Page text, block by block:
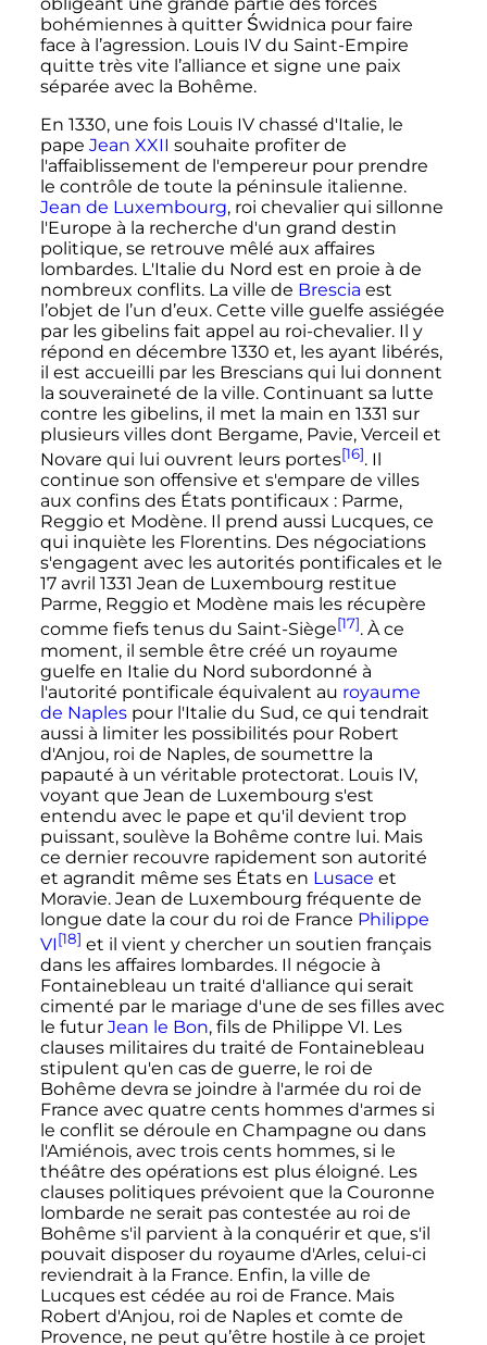
bohémiennes à quitter Świdnica pour faire
face à l’agression. Louis IVdu Saint-Empire
quitte très vite l’alliance et signe une paix
séparée avec la Bohême.
En 1330, une fois Louis IVchassé d'Italie, le
pape Jean XXII souhaite profiter de
l'affaiblissement de l'empereur pour prendre
le contrôle de toute la péninsule italienne.
Jean de Luxembourg, roi chevalier qui sillonne
l'Europe à la recherche d'un grand destin
politique, se retrouve mêlé aux affaires
lombardes. L'Italie du Nord est en proie à de
nombreux conflits. La ville de Brescia est
l’objet de l’un d’eux. Cette ville guelfe assiégée
par les gibelins fait appel au roi-chevalier. Il y
répond en décembre 1330 et, les ayant libérés,
il est accueilli par les Brescians qui lui donnent
la souveraineté de la ville. Continuant sa lutte
contre les gibelins, il met la main en 1331 sur
plusieurs villes dont Bergame, Pavie, Verceil et
Novare qui lui ouvrent leurs portes[16]. Il
continue son offensive et s'empare de villes
aux confins des États pontificaux : Parme,
Reggio et Modène. Il prend aussi Lucques, ce
qui inquiète les Florentins. Des négociations
s'engagent avec les autorités pontificales et le
17 avril 1331 Jean de Luxembourg restitue
Parme, Reggio et Modène mais les récupère
comme fiefs tenus du Saint-Siège[17]. À ce
moment, il semble être créé un royaume
guelfe en Italie du Nord subordonné à
l'autorité pontificale équivalent au royaume
de Naplespour l'Italie du Sud, ce qui tendrait
aussi à limiter les possibilités pour Robert
d'Anjou, roi de Naples, de soumettre la
papauté à un véritable protectorat. Louis IV,
voyant que Jean de Luxembourg s'est
entendu avec le pape et qu'il devient trop
puissant, soulève la Bohême contre lui. Mais
ce dernier recouvre rapidement son autorité
et agrandit même ses États en Lusace et
Moravie. Jean de Luxembourg fréquente de
longue date la cour du roi de France Philippe
VI[18] et il vient y chercher un soutien français
dans les affaires lombardes. Il négocie à
Fontainebleau un traité d'alliance qui serait
cimenté par le mariage d'une de ses filles avec
le futur Jean le Bon, fils de Philippe VI. Les
clauses militaires du traité de Fontainebleau
stipulent qu'en cas de guerre, le roi de
Bohême devra se joindre à l'armée du roi de
France avec quatre cents hommes d'armes si
le conflit se déroule en Champagne ou dans
l'Amiénois, avec trois cents hommes, si le
théâtre des opérations est plus éloigné. Les
clauses politiques prévoient que la Couronne
lombarde ne serait pas contestée au roi de
Bohême s'il parvient à la conquérir et que, s'il
pouvait disposer du royaume d'Arles, celui-ci
reviendrait à la France. Enfin, la ville de
Lucques est cédée au roi de France. Mais
Robert d'Anjou, roi de Naples et comte de
Provence, ne peut qu’être hostile à ce projet